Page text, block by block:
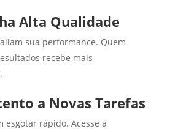
Alta Qualidade
sua performance. Quem
recebe mais
a Novas Tarefas
esgotar rápido. Acesse a